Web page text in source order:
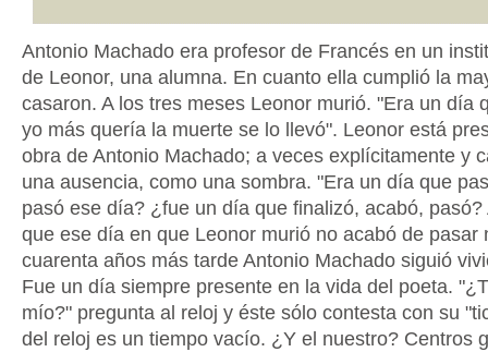
Antonio Machado era profesor de Francés en un
de Leonor, una alumna. En cuanto ella cumplió la
casaron. A los tres meses Leonor murió. "Era un día
yo más quería la muerte se lo llevó". Leonor está
obra de Antonio Machado; a veces explícitamente y
una ausencia, como una sombra. "Era un día que
pasó ese día? ¿fue un día que finalizó, acabó, pasó?
que ese día en que Leonor murió no acabó de pasar
cuarenta años más tarde Antonio Machado siguió
Fue un día siempre presente en la vida del poeta.
mío?" pregunta al reloj y éste sólo contesta con su
del reloj es un tiempo vacío. ¿Y el nuestro? Centros